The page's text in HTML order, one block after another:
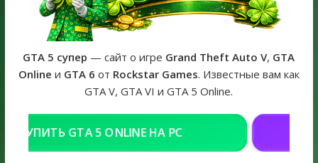
Получайте особые награды в GTA Online по программе
Fine Art Collector
GTA 6 официальная обложка игры и Предзаказ Grand Theft
Auto VI
GTA 5 супер — сайт о игре Grand Theft Auto V, GTA
Online и GTA 6 от Rockstar Games. Известные вам как
GTA V, GTA VI и GTA 5 Online.
КУПИТЬ GTA 5 ONLINE НА PC